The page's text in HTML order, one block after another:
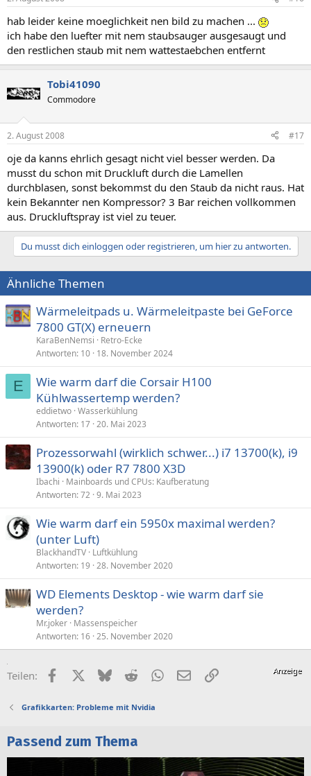
hab leider keine moeglichkeit nen bild zu machen ...
ich habe den luefter mit nem staubsauger ausgesaugt und
den restlichen staub mit nem wattestaebchen entfernt
Tobi41090
Commodore
2. August 2008 #17
oje da kanns ehrlich gesagt nicht viel besser werden. Da
musst du schon mit Druckluft durch die Lamellen
durchblasen, sonst bekommst du den Staub da nicht raus. Hat
kein Bekannter nen Kompressor? 3 Bar reichen vollkommen
aus. Druckluftspray ist viel zu teuer.
Du musst dich einloggen oder registrieren, um hier zu antworten.
Ähnliche Themen
Wärmeleitpads u. Wärmeleitpaste bei GeForce
7800 GT(X) erneuern
KaraBenNemsi
Retro-Ecke
Antworten 10 18. November 2024
E
Wie warm darf die Corsair H100
Kühlwassertemp werden?
eddietwo Wasserkühlung
Antworten 17 20. Mai 2023
Prozessorwahl (wirklich schwer...) i7 13700(k), i9
13900(k) oder R7 7800 X3D
Ibachi
Mainboards und CPUs: Kaufberatung
Antworten 72 9. Mai 2023
Wie warm darf ein 5950x maximal werden?
(unter Luft)
BlackhandTV Luftkühlung
Antworten 19 28. November 2020
WD Elements Desktop - wie warm darf sie
werden?
Mr.joker Massenspeicher
Antworten 16 25. November 2020
Teilen: FacebookX (Twitter)
BlueskyRedditWhatsApp
E-MailLink
Grafikkarten: Probleme mit Nvidia
Passend zum Thema